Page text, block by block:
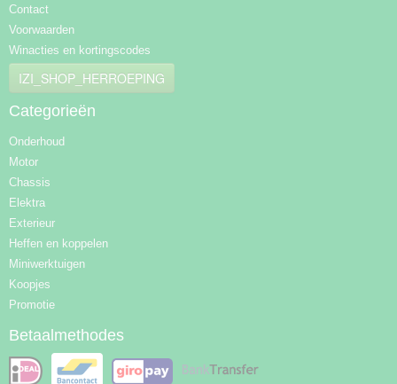
Contact
Voorwaarden
Winacties en kortingscodes
IZI_SHOP_HERROEPING
Categorieën
Onderhoud
Motor
Chassis
Elektra
Exterieur
Heffen en koppelen
Miniwerktuigen
Koopjes
Promotie
Betaalmethodes